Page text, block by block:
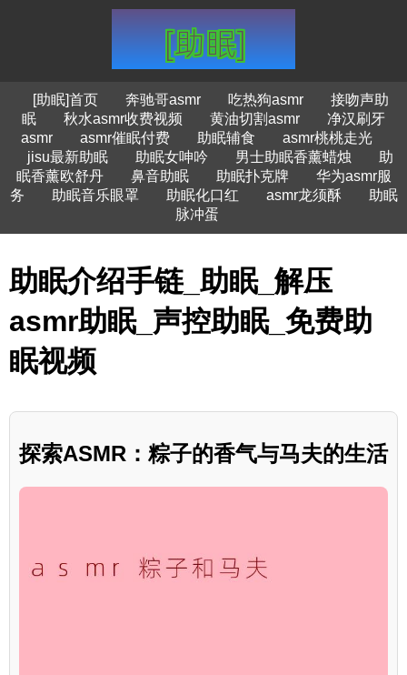
[助眠]首页 奔驰哥asmr 吃热狗asmr
接吻声助
眠
秋水asmr收费视频 黄油切割asmr
净汉刷牙
asmr
asmr催眠付费 助眠辅食
asmr桃桃走光
jisu最新助眠
助眠女呻吟 男士助眠香薰蜡烛
助
眠香薰欧舒丹
鼻音助眠 助眠扑克牌
华为asmr服
务
助眠音乐眼罩 助眠化口红 asmr龙须酥
助眠
脉冲蛋
助眠介绍手链_助眠_解压
asmr助眠_声控助眠_免费助
眠视频
探索ASMR：粽子的香气与马夫的生活